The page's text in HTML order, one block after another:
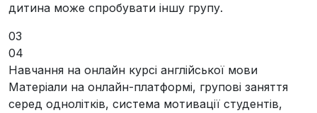
дитина може спробувати іншу групу.
03
04
Навчання на онлайн курсі англійської мови
Матеріали на онлайн-платформі, групові заняття
серед однолітків, система мотивації студентів,